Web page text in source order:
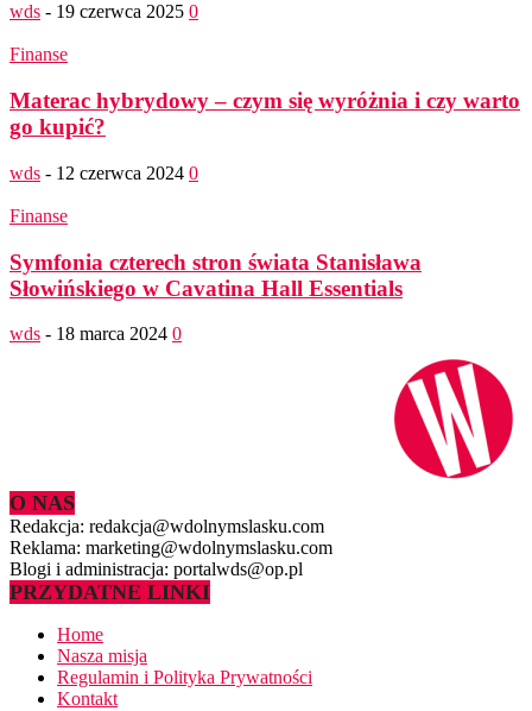
wds - 19 czerwca 2025 0
Finanse
Materac hybrydowy – czym się wyróżnia i czy warto
go kupić?
wds - 12 czerwca 2024 0
Finanse
Symfonia czterech stron świata Stanisława
Słowińskiego w Cavatina Hall Essentials
wds - 18 marca 2024 0
O NAS
Redakcja: redakcja@wdolnymslasku.com
Reklama: marketing@wdolnymslasku.com
Blogi i administracja: portalwds@op.pl
PRZYDATNE LINKI
Home
Nasza misja
Regulamin i Polityka Prywatności
Kontakt